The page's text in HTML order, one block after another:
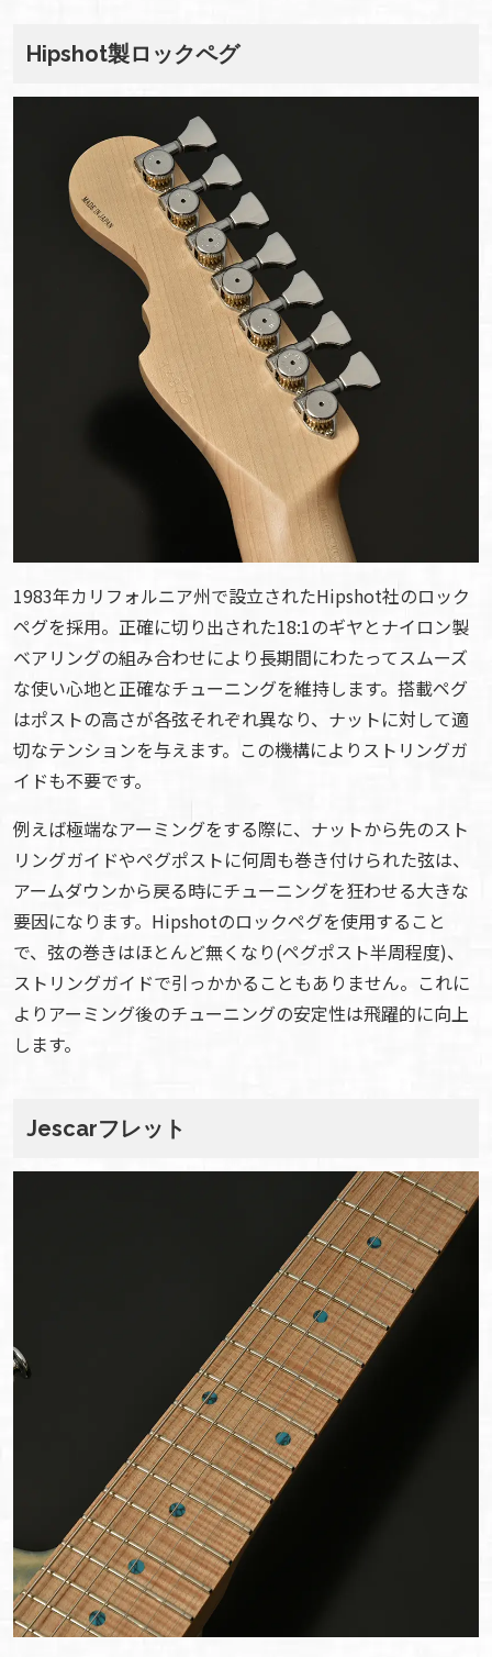
Hipshot製ロックペグ
1983年カリフォルニア州で設立されたHipshot社のロック
ペグを採用。正確に切り出された18:1のギヤとナイロン製
ベアリングの組み合わせにより長期間にわたってスムーズ
な使い心地と正確なチューニングを維持します。搭載ペグ
はポストの高さが各弦それぞれ異なり、ナットに対して適
切なテンションを与えます。この機構によりストリングガ
イドも不要です。
例えば極端なアーミングをする際に、ナットから先のスト
リングガイドやペグポストに何周も巻き付けられた弦は、
アームダウンから戻る時にチューニングを狂わせる大きな
要因になります。Hipshotのロックペグを使用すること
で、弦の巻きはほとんど無くなり(ペグポスト半周程度)、
ストリングガイドで引っかかることもありません。これに
よりアーミング後のチューニングの安定性は飛躍的に向上
します。
Jescarフレット